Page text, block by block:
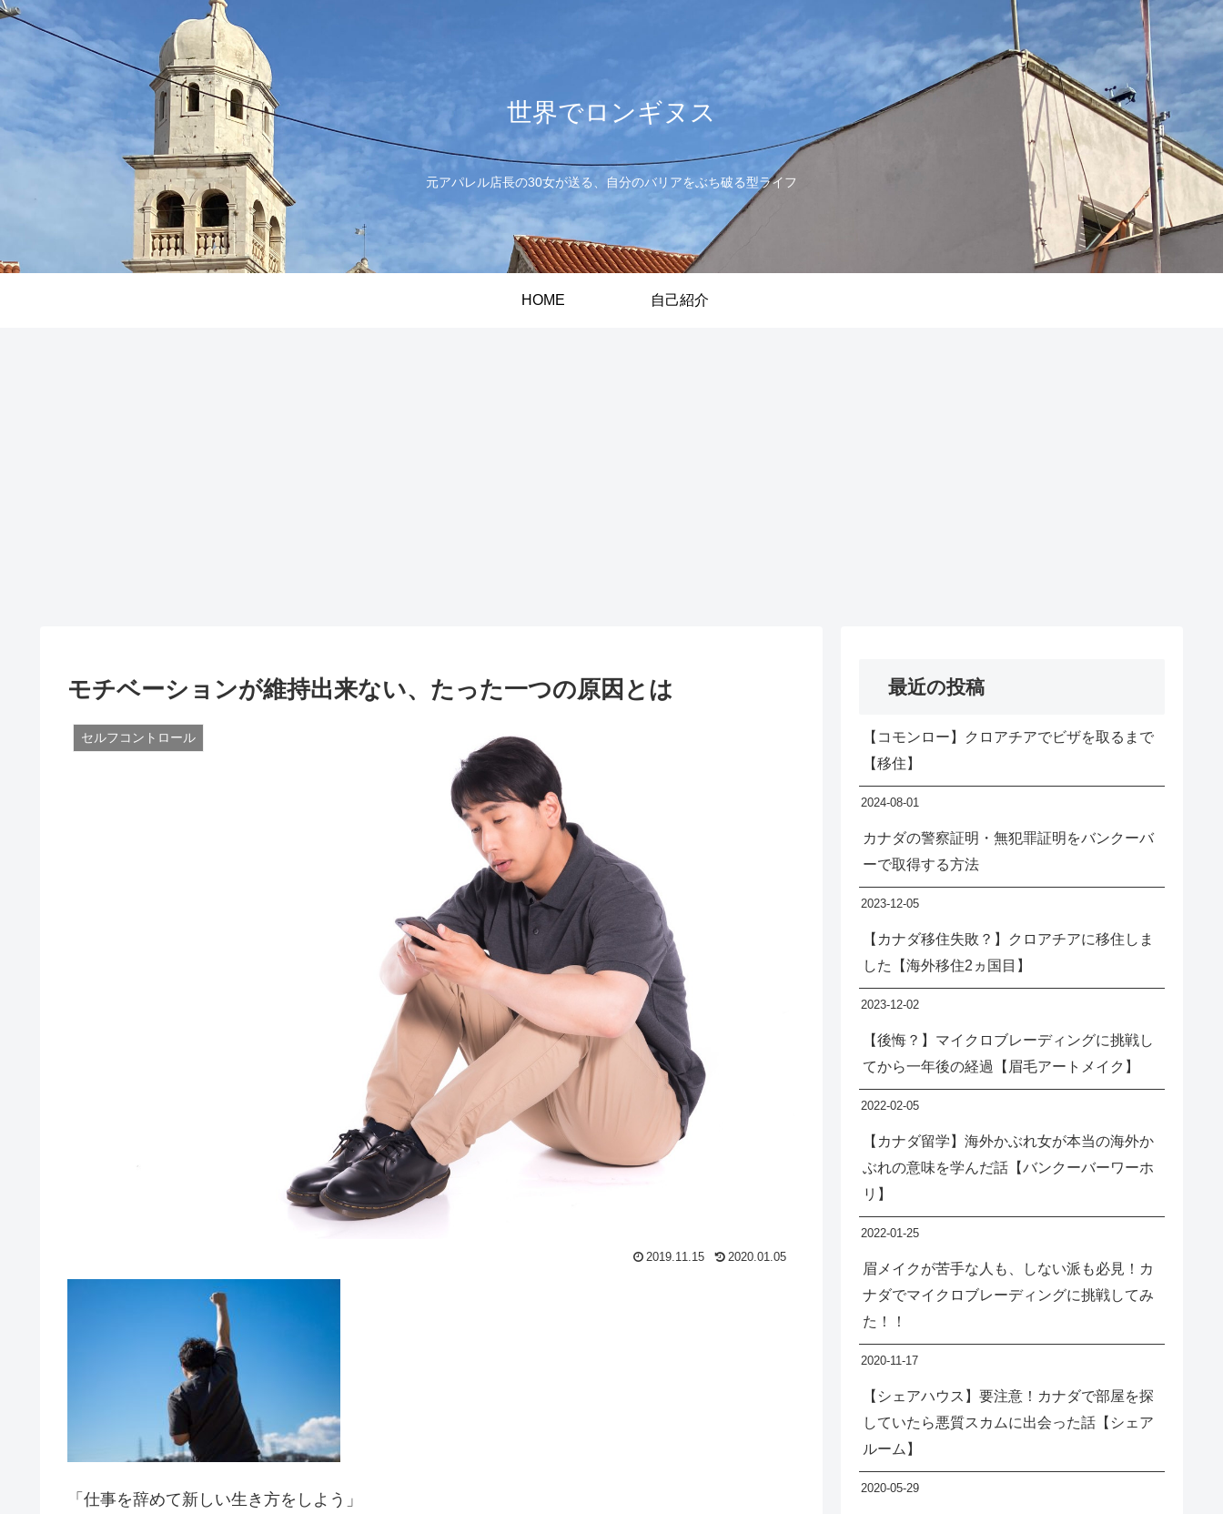
世界でロンギヌス
元アパレル店長の30女が送る、自分のバリアをぶち破る型ライフ
HOME 自己紹介
モチベーションが維持出来ない、たった一つの原因とは
セルフコントロール
2019.11.15 2020.01.05
「仕事を辞めて新しい生き方をしよう」
最近の投稿
【コモンロー】クロアチアでビザを取るまで
【移住】
2024-08-01
カナダの警察証明・無犯罪証明をバンクーバ
ーで取得する方法
2023-12-05
【カナダ移住失敗？】クロアチアに移住しま
した【海外移住2ヵ国目】
2023-12-02
【後悔？】マイクロブレーディングに挑戦し
てから一年後の経過【眉毛アートメイク】
2022-02-05
【カナダ留学】海外かぶれ女が本当の海外か
ぶれの意味を学んだ話【バンクーバーワーホ
リ】
2022-01-25
眉メイクが苦手な人も、しない派も必見！カ
ナダでマイクロブレーディングに挑戦してみ
た！！
2020-11-17
【シェアハウス】要注意！カナダで部屋を探
していたら悪質スカムに出会った話【シェア
ルーム】
2020-05-29